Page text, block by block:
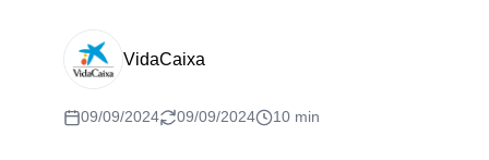
VidaCaixa
09/09/2024 09/09/2024 10 min